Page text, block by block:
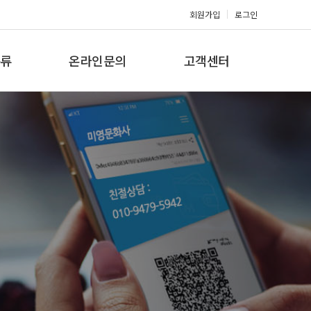
회원가입 로그인
온라인문의
견적문의
고객센터
공지사항
갤러리